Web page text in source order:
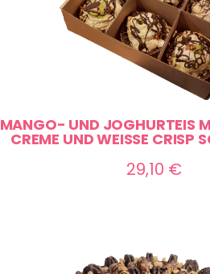
MANGO- UND JOGHURTEIS
CREME UND WEISSE CRISP
29,10 €